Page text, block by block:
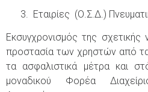
3. Εταιρίες (Ο.Σ.Δ.)
Εκσυγχρονισμός της
προστασία των χρηστών από
τα ασφαλιστικά μέτρα και
μοναδικού Φορέα